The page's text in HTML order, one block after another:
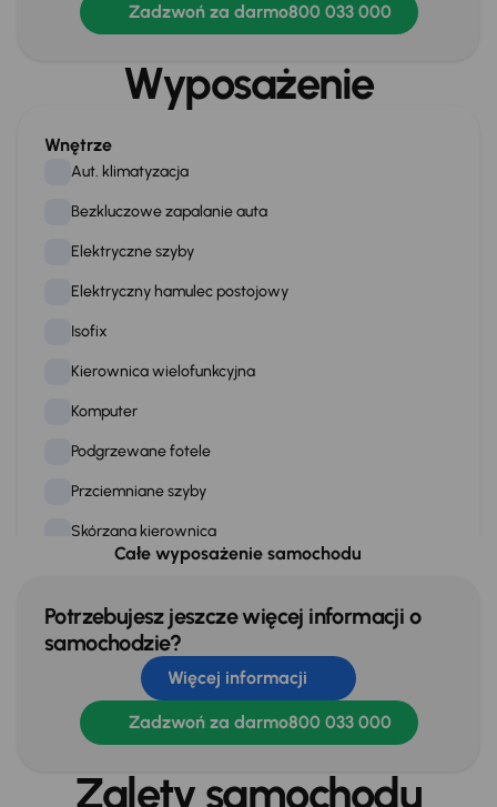
Zadzwoń za darmo800 033 000
Wyposażenie
Wnętrze
Aut. klimatyzacja
Bezkluczowe zapalanie auta
Elektryczne szyby
Elektryczny hamulec postojowy
Isofix
Kierownica wielofunkcyjna
Komputer
Podgrzewane fotele
Przciemniane szyby
Skórzana kierownica
Tempomat
WSP. KIEROWNICY
Zamek centralny
Bezkluczowe otwieranie auta
Całe wyposażenie samochodu
Potrzebujesz jeszcze więcej informacji o
samochodzie?
Więcej informacji
Zadzwoń za darmo800 033 000
Zalety samochodu